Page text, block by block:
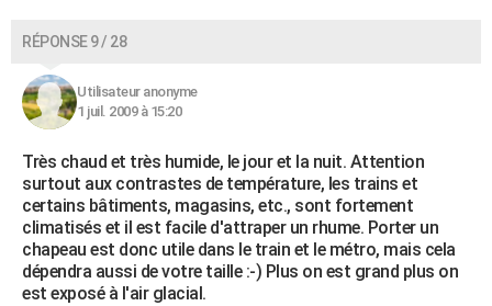
RÉPONSE 9 / 28
Utilisateur anonyme
1 juil. 2009 à 15:20
Très chaud et très humide, le jour et la nuit. Attention
surtout aux contrastes de température, les trains et
certains bâtiments, magasins, etc., sont fortement
climatisés et il est facile d'attraper un rhume. Porter un
chapeau est donc utile dans le train et le métro, mais cela
dépendra aussi de votre taille :-) Plus on est grand plus on
est exposé à l'air glacial.